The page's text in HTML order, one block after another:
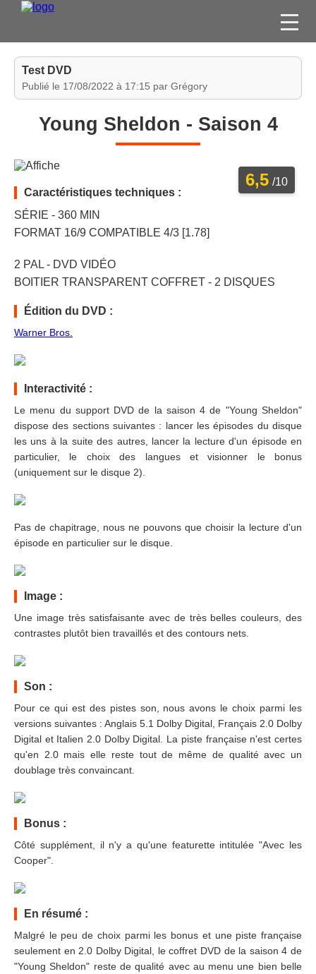
FILMS
JEUX VIDÉO
DIVERS
Test DVD
Publié le 17/08/2022 à 17:15 par Grégory
Young Sheldon - Saison 4
6,5 /10
Caractéristiques techniques :
SÉRIE - 360 MIN
FORMAT 16/9 COMPATIBLE 4/3 [1.78]
2 PAL - DVD VIDÉO
BOITIER TRANSPARENT COFFRET - 2 DISQUES
Édition du DVD :
Warner Bros.
Interactivité :
Le menu du support DVD de la saison 4 de "Young Sheldon"
dispose des sections suivantes : lancer les épisodes du disque
les uns à la suite des autres, lancer la lecture d'un épisode en
particulier, le choix des langues et visionner le bonus
(uniquement sur le disque 2).
Pas de chapitrage, nous ne pouvons que choisir la lecture d'un
épisode en particulier sur le disque.
Image :
Une image très satisfaisante avec de très belles couleurs, des
contrastes plutôt bien travaillés et des contours nets.
Son :
Pour ce qui est des pistes son, nous avons le choix parmi les
versions suivantes : Anglais 5.1 Dolby Digital, Français 2.0 Dolby
Digital et Italien 2.0 Dolby Digital. La piste française n'est certes
qu'en 2.0 mais elle reste tout de même de qualité avec un
doublage très convaincant.
Bonus :
Côté supplément, il n'y a qu'une featurette intitulée "Avec les
Cooper".
En résumé :
Malgré le peu de choix parmi les bonus et une piste française
seulement en 2.0 Dolby Digital, le coffret DVD de la saison 4 de
"Young Sheldon" reste de qualité avec au menu une bien belle